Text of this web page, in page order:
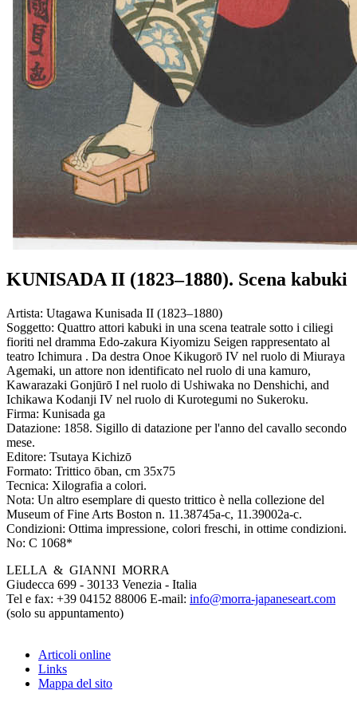
KUNISADA II (1823–1880). Scena kabuki
Artista: Utagawa Kunisada II (1823–1880)
Soggetto: Quattro attori kabuki in una scena teatrale sotto i ciliegi
fioriti nel dramma Edo-zakura Kiyomizu Seigen rappresentato al
teatro Ichimura . Da destra Onoe Kikugorō IV nel ruolo di Miuraya
Agemaki, un attore non identificato nel ruolo di una kamuro,
Kawarazaki Gonjūrō I nel ruolo di Ushiwaka no Denshichi, and
Ichikawa Kodanji IV nel ruolo di Kurotegumi no Sukeroku.
Firma: Kunisada ga
Datazione: 1858. Sigillo di datazione per l'anno del cavallo secondo
mese.
Editore: Tsutaya Kichizō
Formato: Trittico ōban, cm 35x75
Tecnica: Xilografia a colori.
Nota: Un altro esemplare di questo trittico è nella collezione del
Museum of Fine Arts Boston n. 11.38745a-c, 11.39002a-c.
Condizioni: Ottima impressione, colori freschi, in ottime condizioni.
No: C 1068*
LELLA & GIANNI MORRA
Giudecca 699 - 30133 Venezia - Italia
Tel e fax: +39 04152 88006 E-mail: info@morra-japaneseart.com
(solo su appuntamento)
Articoli online
Links
Mappa del sito